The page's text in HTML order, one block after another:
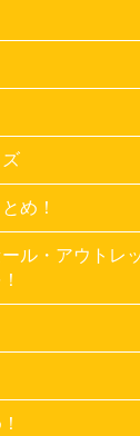
め！
ル・アウトレ